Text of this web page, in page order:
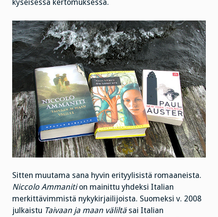
kyseisessä kertomuksessa.
Sitten muutama sana hyvin erityylisistä romaaneista.
Niccolo Ammanition mainittu yhdeksi Italian
merkittävimmistä nykykirjailijoista. Suomeksi v. 2008
julkaistu Taivaan ja maan väliltäsai Italian